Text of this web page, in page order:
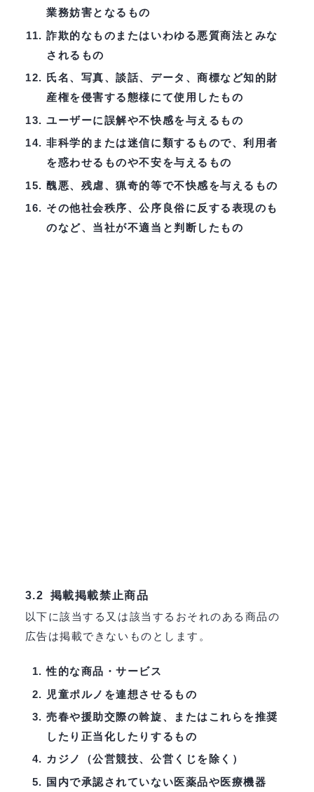
業務妨害となるもの
詐欺的なものまたはいわゆる悪質商法とみな
されるもの
氏名、写真、談話、データ、商標など知的財
産権を侵害する態様にて使用したもの
ユーザーに誤解や不快感を与えるもの
非科学的または迷信に類するもので、利用者
を惑わせるものや不安を与えるもの
醜悪、残虐、猟奇的等で不快感を与えるもの
その他社会秩序、公序良俗に反する表現のも
のなど、当社が不適当と判断したもの
3.2 掲載掲載禁止商品
以下に該当する又は該当するおそれのある商品の
広告は掲載できないものとします。
性的な商品・サービス
児童ポルノを連想させるもの
売春や援助交際の斡旋、またはこれらを推奨
したり正当化したりするもの
カジノ（公営競技、公営くじを除く）
国内で承認されていない医薬品や医療機器